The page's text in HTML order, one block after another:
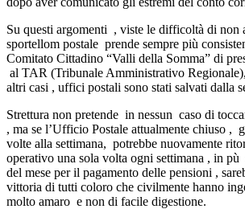
Su questi argomenti , viste le difficoltà di non
sportellom postale prende sempre più
Comitato Cittadino “Valli della Somma” di
al TAR (Tribunale Amministrativo
altri casi , uffici postali sono stati salvati dalla
Strettura non pretende in nessun caso di
, ma se l’Ufficio Postale attualmente chiuso ,
volte alla settimana, potrebbe nuovamente
operativo una sola volta ogni settimana , in
del mese per il pagamento delle pensioni ,
vittoria di tutti coloro che civilmente hanno
molto amaro e non di facile digestione.